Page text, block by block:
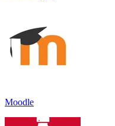
Moodle